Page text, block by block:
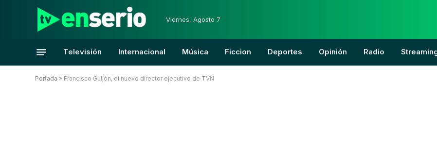
Viernes, Agosto 7
Televisión Internacional Música Ficcion Deportes Opinión Radio
Portada » Francisco Guijón, el nuevo director ejecutivo de TVN